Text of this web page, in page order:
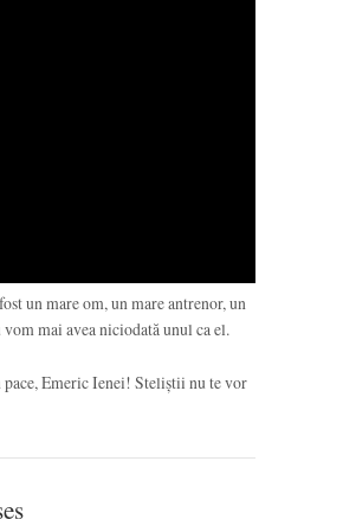
un mare om, un mare antrenor, un
mai avea niciodată unul ca el.
pace, Emeric Ienei! Steliștii nu te vor